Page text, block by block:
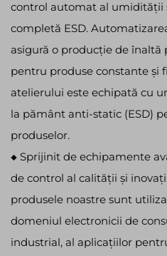
control automat al umidității
completă ESD.
asigură o producție de înaltă
pentru produse constante și
atelierului este echipată cu
la pământ anti-static (ESD)
produselor.
◆ Sprijinit de echipamente
de control al calității și
produsele noastre sunt
domeniul electronicii de
industrial, al aplicațiilor